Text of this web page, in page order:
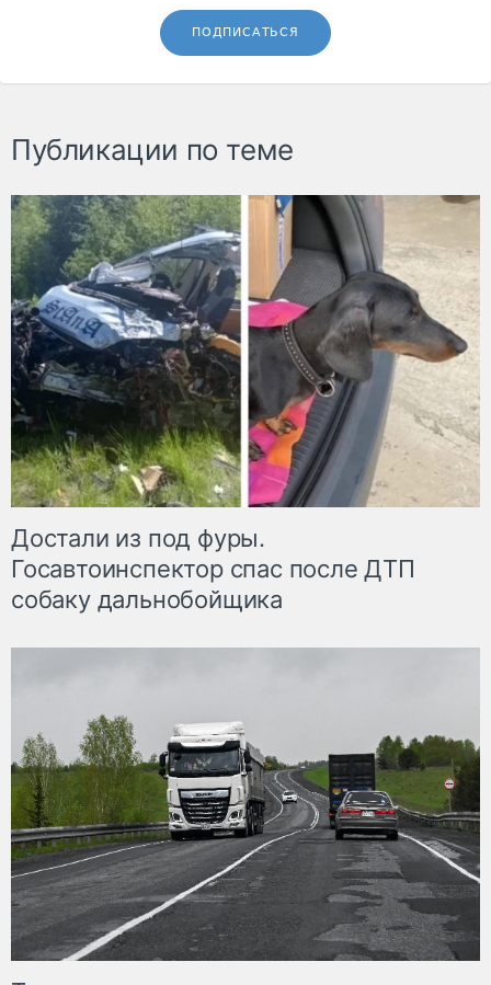
ПОДПИСАТЬСЯ
Публикации по теме
Достали из под фуры.
Госавтоинспектор спас после ДТП
собаку дальнобойщика